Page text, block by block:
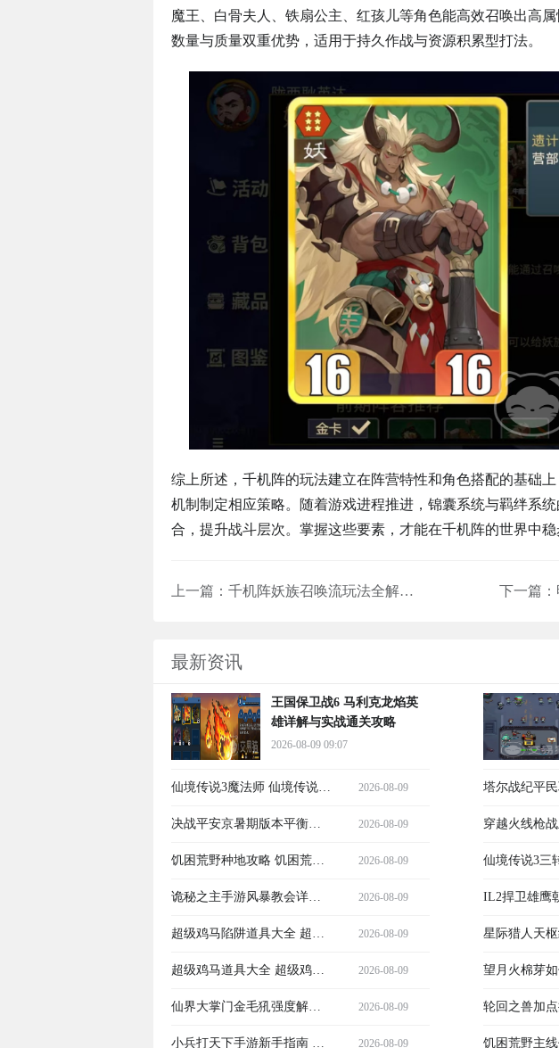
魔王、白骨夫人、铁扇公主、红孩儿等角色能高效召唤出高
数量与质量双重优势，适用于持久作战与资源积累型打法。
综上所述，千机阵的玩法建立在阵营特性和角色搭配的基础
机制制定相应策略。随着游戏进程推进，锦囊系统与羁绊系
合，提升战斗层次。掌握这些要素，才能在千机阵的世界中稳
上一篇： 千机阵妖族召唤流玩法全解析 千机阵妖族召唤流怎么玩技巧分享 下一篇：
最新资讯
王国保卫战6 马利克龙焰英
雄详解与实战通关攻略
2026-08-09 09:07
仙境传说3魔法师 仙境传说3
法师职业玩法与技能加点攻
略
2026-08-09
决战平安京暑期版本平衡调
整 决战平安京英雄强度改动
详情
2026-08-09
饥困荒野种地攻略 饥困荒野
新手种地全流程详解
2026-08-09
诡秘之主手游风暴教会详解
诡秘之主手游风暴教会背
景、成员与能力全解析
2026-08-09
超级鸡马陷阱道具大全 超级
鸡马所有陷阱道具功能与使
用技巧
2026-08-09
超级鸡马道具大全 超级鸡马
全道具功能与使用技巧详解
2026-08-09
仙界大掌门金毛犼强度解析
仙界大掌门金毛犼实战表现
2026-08-09
小兵打天下手游新手指南 小 2026-08-09
塔尔战纪平民
战纪零氪玩家
选择指南
穿越火线枪战
法攻略 穿越
具蜂实战技
仙境传说3三
境传说3三大
玩法指南
IL2捍卫雄鹰
售价格及全
星际猎人天枢
舰详解 星际
性能与战术
望月火棉芽如
棉芽捕捉方法
总
轮回之兽加点
最优属性加
饥困荒野主线